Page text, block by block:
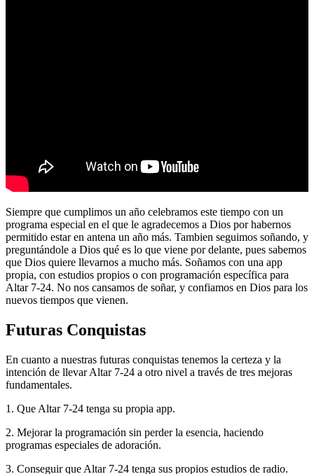
Siempre que cumplimos un año celebramos este tiempo con un
programa especial en el que le agradecemos a Dios por habernos
permitido estar en antena un año más. Tambien seguimos soñando, y
preguntándole a Dios qué es lo que viene por delante, pues sabemos
que Dios quiere llevarnos a mucho más. Soñamos con una app
propia, con estudios propios o con programación específica para
Altar 7-24. No nos cansamos de soñar, y confiamos en Dios para los
nuevos tiempos que vienen.
Futuras Conquistas
En cuanto a nuestras futuras conquistas tenemos la certeza y la
intención de llevar Altar 7-24 a otro nivel a través de tres mejoras
fundamentales.
1. Que Altar 7-24 tenga su propia app.
2. Mejorar la programación sin perder la esencia, haciendo
programas especiales de adoración.
3. Conseguir que Altar 7-24 tenga sus propios estudios de radio.